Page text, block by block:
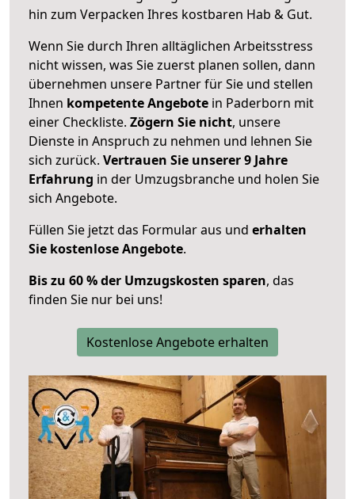
hin zum Verpacken Ihres kostbaren Hab & Gut.
Wenn Sie durch Ihren alltäglichen Arbeitsstress
nicht wissen, was Sie zuerst planen sollen, dann
übernehmen unsere Partner für Sie und stellen
Ihnen kompetente Angebote in Paderborn mit
einer Checkliste. Zögern Sie nicht, unsere
Dienste in Anspruch zu nehmen und lehnen Sie
sich zurück. Vertrauen Sie unserer 9 Jahre
Erfahrung in der Umzugsbranche und holen Sie
sich Angebote.
Füllen Sie jetzt das Formular aus und erhalten
Sie kostenlose Angebote.
Bis zu 60 % der Umzugskosten sparen, das
finden Sie nur bei uns!
Kostenlose Angebote erhalten